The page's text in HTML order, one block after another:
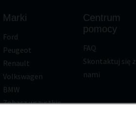
Marki
Ford
Peugeot
Renault
Volkswagen
BMW
Zobacz wszystkie
Centrum
pomocy
FAQ
Skontaktuj się z
nami